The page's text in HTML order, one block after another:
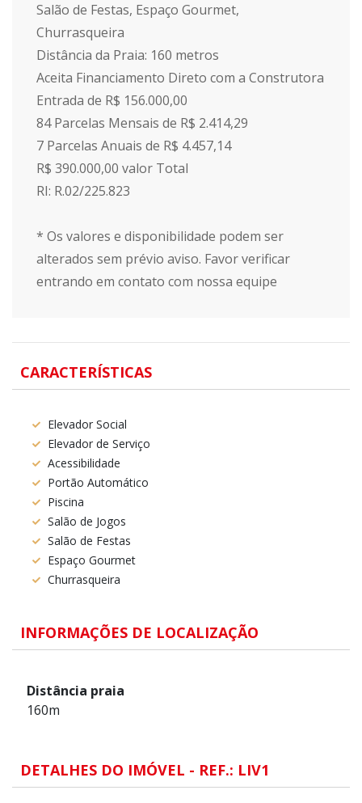
Salão de Festas, Espaço Gourmet,
Churrasqueira
Distância da Praia: 160 metros
Aceita Financiamento Direto com a Construtora
Entrada de R$ 156.000,00
84 Parcelas Mensais de R$ 2.414,29
7 Parcelas Anuais de R$ 4.457,14
R$ 390.000,00 valor Total
RI: R.02/225.823
* Os valores e disponibilidade podem ser
alterados sem prévio aviso. Favor verificar
entrando em contato com nossa equipe
CARACTERÍSTICAS
Elevador Social
Elevador de Serviço
Acessibilidade
Portão Automático
Piscina
Salão de Jogos
Salão de Festas
Espaço Gourmet
Churrasqueira
INFORMAÇÕES DE LOCALIZAÇÃO
Distância praia
160m
DETALHES DO IMÓVEL - REF.: LIV1